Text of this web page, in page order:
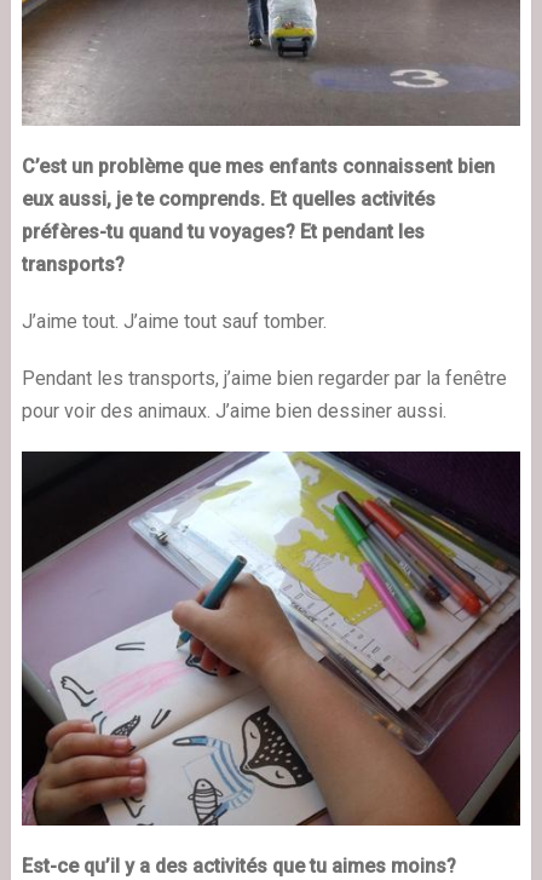
C’est un problème que mes enfants connaissent bien
eux aussi, je te comprends. Et quelles activités
préfères-tu quand tu voyages? Et pendant les
transports?
J’aime tout. J’aime tout sauf tomber.
Pendant les transports, j’aime bien regarder par la fenêtre
pour voir des animaux. J’aime bien dessiner aussi.
Est-ce qu’il y a des activités que tu aimes moins?